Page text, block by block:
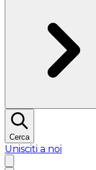
Cerca
Unisciti a noi